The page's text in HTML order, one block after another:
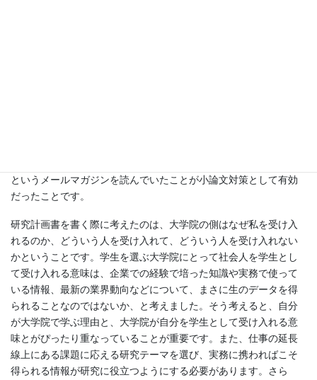
というメールマガジンを読んでいたことが小論文対策として有効
だったことです。
研究計画書を書く際に考えたのは、大学院の側はなぜ私を受け入
れるのか、どういう人を受け入れて、どういう人を受け入れない
かということです。学生を選ぶ大学院にとって社会人を学生とし
て受け入れる意味は、企業での経験で培った知識や実務で使って
いる情報、最新の業界動向などについて、まさに生のデータを得
られることなのではないか、と考えました。そう考えると、自分
が大学院で学ぶ理由と、大学院が自分を学生として受け入れる意
味とがぴったり重なっていることが重要です。また、仕事の延長
線上にある課題に応える研究テーマを選び、実務に携わればこそ
得られる情報が研究に役立つようにする必要があります。さら